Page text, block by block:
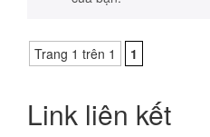
Trang 1 trên 1 1
Link liên kết